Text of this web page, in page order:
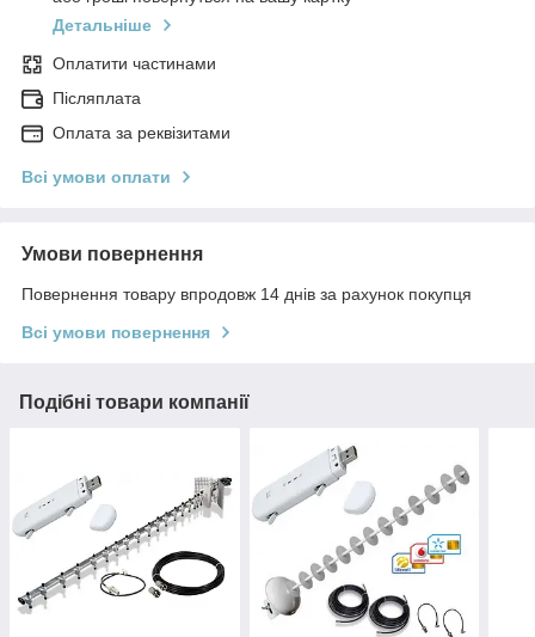
Детальніше
Оплатити частинами
Післяплата
Оплата за реквізитами
Всі умови оплати
Умови повернення
Повернення товару впродовж 14 днів за рахунок покупця
Всі умови повернення
Подібні товари компанії